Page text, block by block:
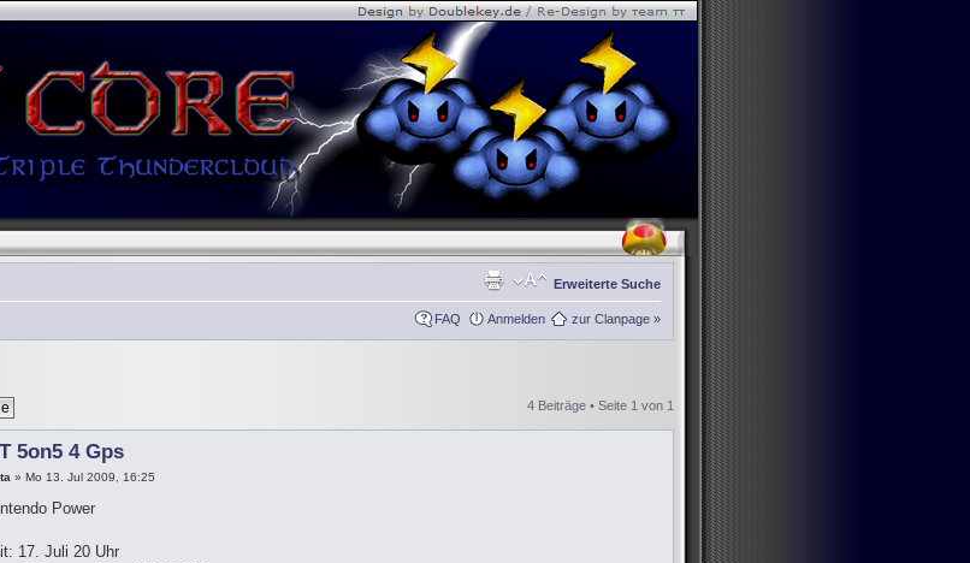
Erweiterte Suche
FAQ Anmelden zur Clanpage »
4 Beiträge • Seite 1 von 1
5on5 4 Gps
» Mo 13. Jul 2009, 16:25
Power
17. Juli 20 Uhr